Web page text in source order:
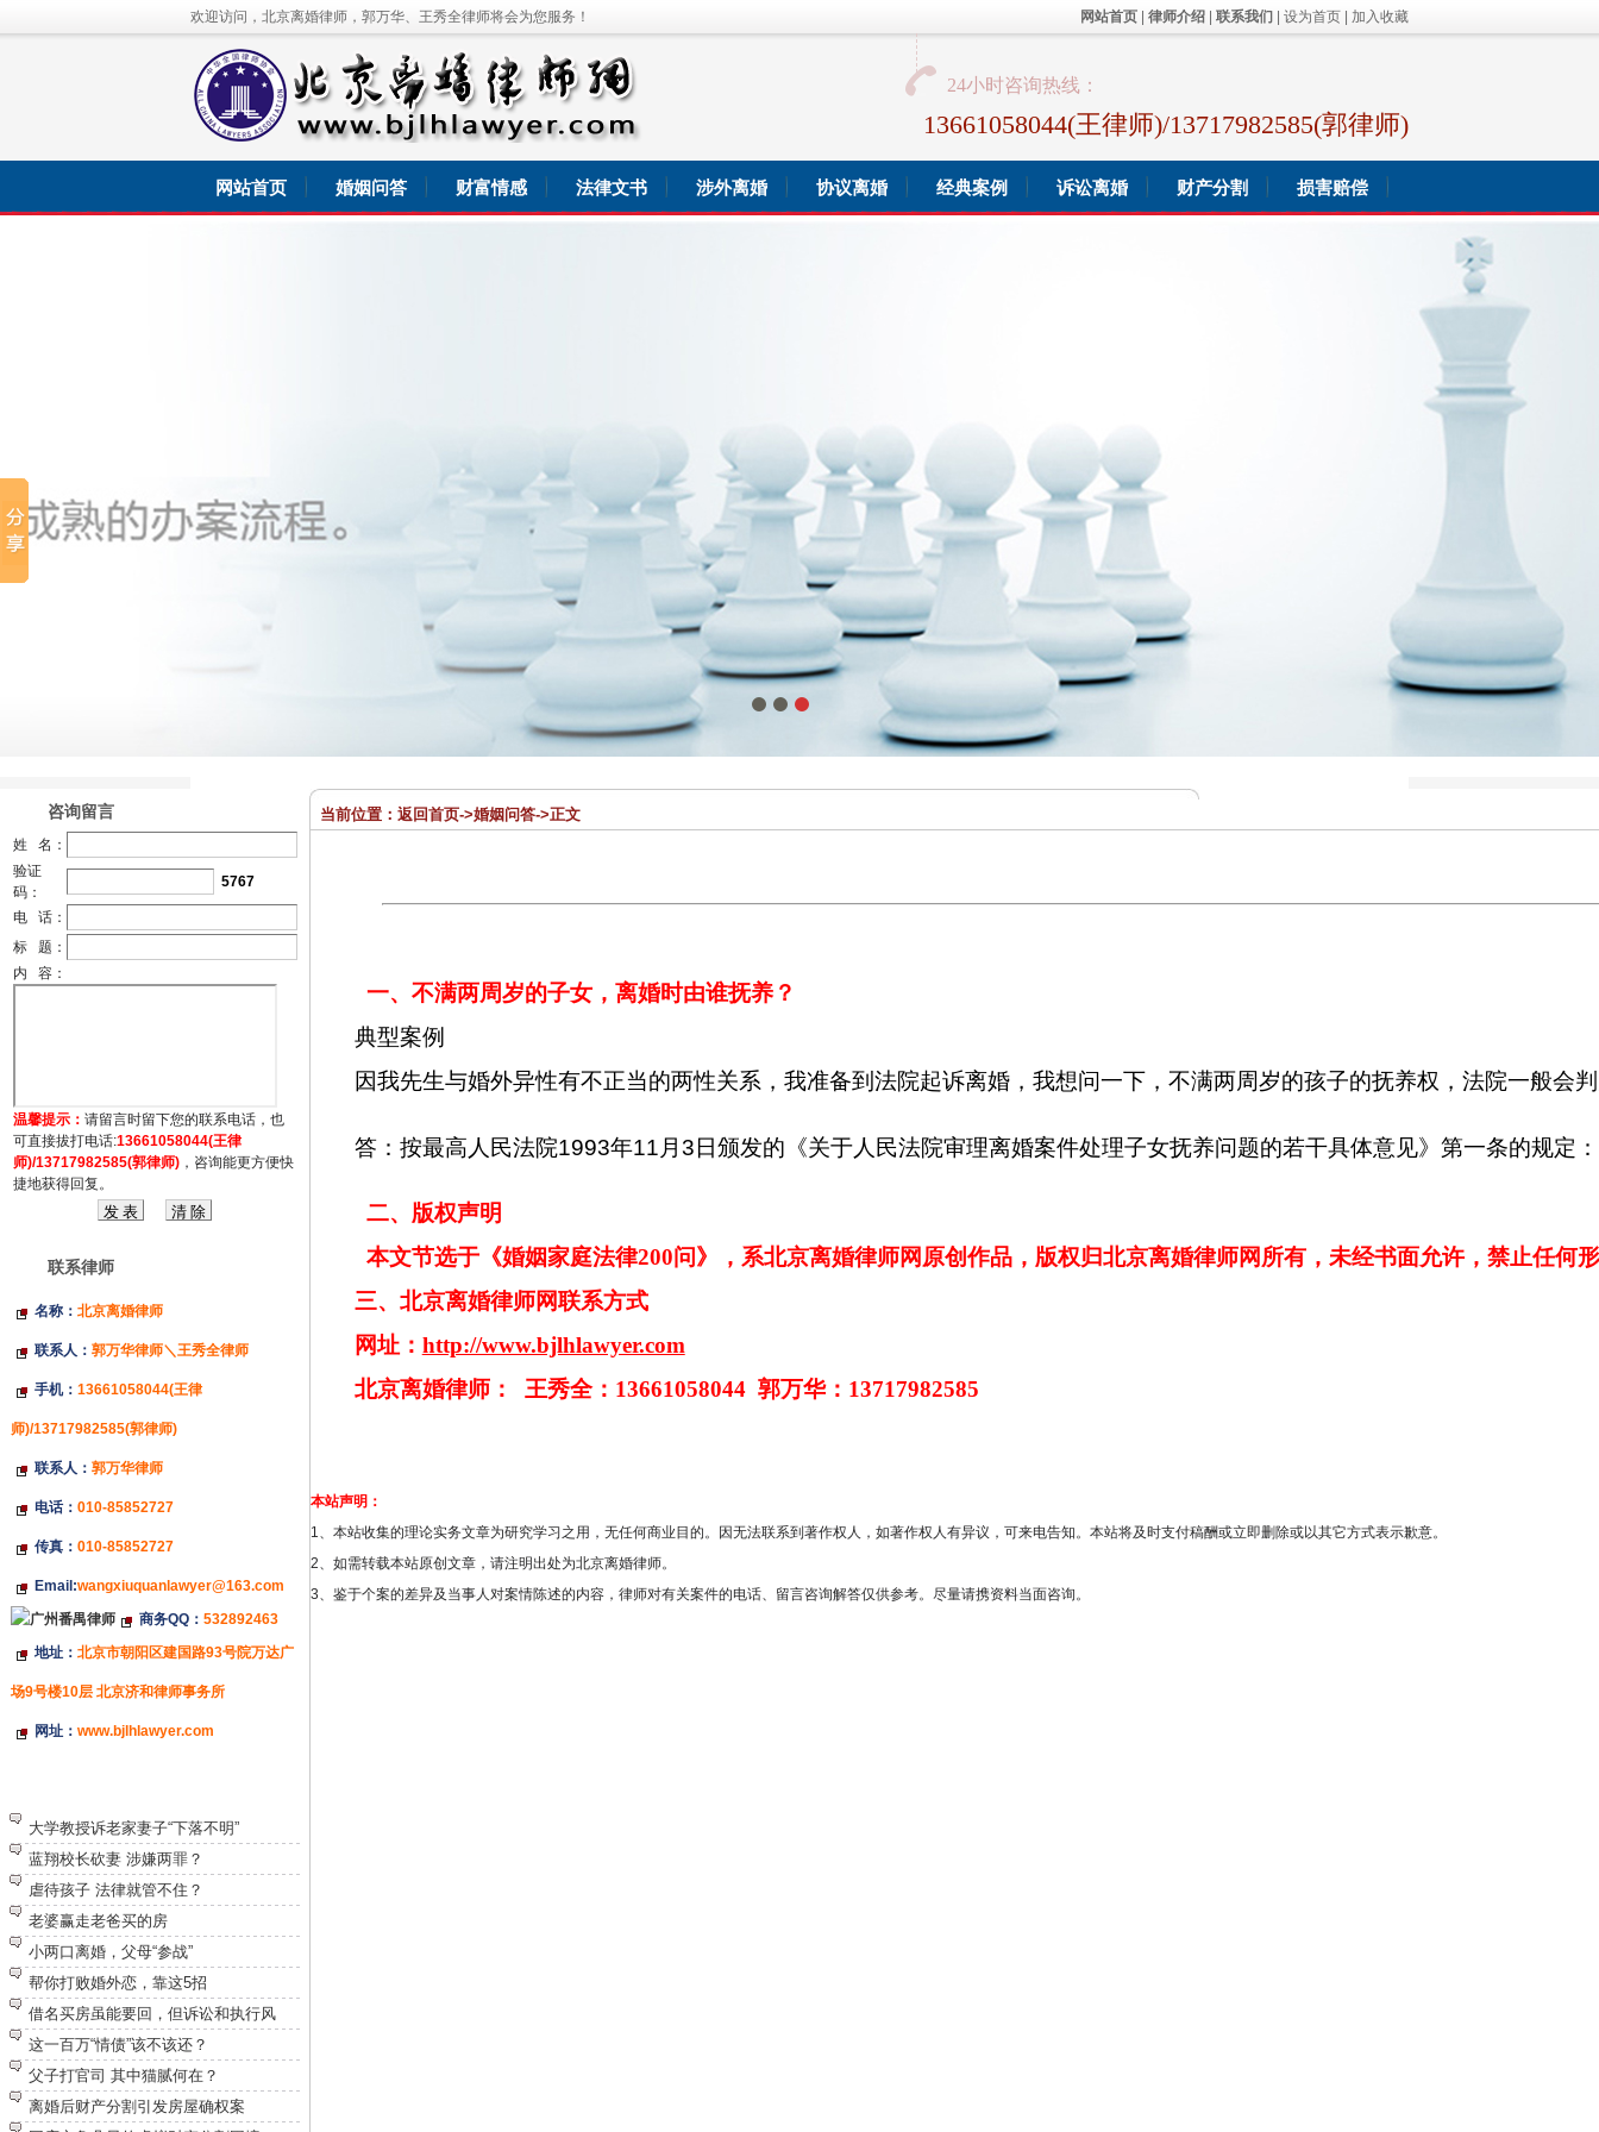
欢迎访问，北京离婚律师，郭万华、王秀全律师将会为您服务！ 网站首页 律师介绍 联系我们 设为首页 加入收藏
24小时咨询热线：
13661058044(王律师)/13717982585(郭律师)
网站首页 婚姻问答 财富情感 法律文书 涉外离婚 协议离婚 经典案例 诉讼离婚 财产分割 损害赔偿
3
咨询留言
姓 名：
验证
码：
5767
电 话：
标 题：
内 容：
温馨提示： 请留言时留下您的联系电话，也
可直接拔打电话:13661058044(王律
师)/13717982585(郭律师)，咨询能更方便快
捷地获得回复。
联系律师
名称： 北京离婚律师
联系人： 郭万华律师＼王秀全律师
手机： 13661058044(王律
师)/13717982585(郭律师)
联系人： 郭万华律师
电话： 010-85852727
传真： 010-85852727
Email:wangxiuquanlawyer@163.com
商务QQ： 532892463
地址： 北京市朝阳区建国路93号院万达广
场9号楼10层 北京济和律师事务所
网址： www.bjlhlawyer.com
大学教授诉老家妻子“下落不明”
蓝翔校长砍妻 涉嫌两罪？
虐待孩子 法律就管不住？
老婆赢走老爸买的房
小两口离婚，父母“参战”
帮你打败婚外恋，靠这5招
借名买房虽能要回，但诉讼和执行风
这一百万“情债”该不该还？
父子打官司 其中猫腻何在？
离婚后财产分割引发房屋确权案
当前位置： 返回首页->婚姻问答->正文
一、不满两周岁的子女，离婚时由谁抚养？
典型案例
因我先生与婚外异性有不正当的两性关系，我准备到法院起诉离婚，我想问一下，不满两周岁的孩子的抚养权，法院一般会
答：按最高人民法院1993年11 月3日颁发的《关于人民法院审理离婚案件处理子女抚养问题的若干具体意见》第一条的规
二、版权声明
本文节选于《婚姻家庭法律200问》，系北京离婚律师网原创作品，版权归北京离婚律师网所有，未经书面允许，禁止任
三、北京离婚律师网联系方式
网址： http://www.bjlhlawyer.com
北京离婚律师：
王秀全： 13661058044 郭万华： 13717982585
本站声明：
1、本站收集的理论实务文章为研究学习之用，无任何商业目的。因无法联系到著作权人，如著作权人有异议，可来电告知。本站将及时支付稿酬或立即删除或以其它方式表示歉意。
2、如需转载本站原创文章，请注明出处为北京离婚律师。
3、鉴于个案的差异及当事人对案情陈述的内容，律师对有关案件的电话、留言咨询解答仅供参考。尽量请携资料当面咨询。